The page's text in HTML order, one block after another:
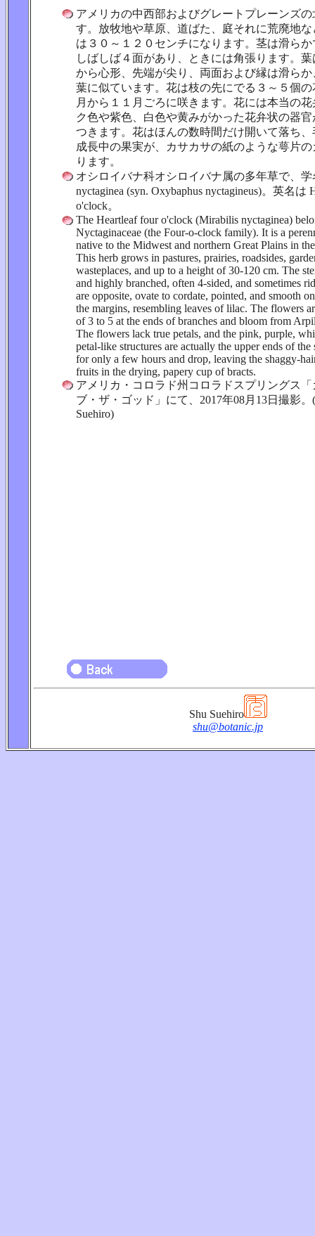
アメリカの中西部およびグレートプレーンズ
す。放牧地や草原、道ばた、庭それに荒廃地
は３０～１２０センチになります。茎は滑ら
しばしば４面があり、ときには角張ります。
から心形、先端が尖り、両面および縁は滑ら
葉に似ています。花は枝の先にでる３～５個
月から１１月ごろに咲きます。花には本当の
ク色や紫色、白色や黄みがかった花弁状の器
つきます。花はほんの数時間だけ開いて落ち
成長中の果実が、カサカサの紙のような萼片
ります。
オシロイバナ科オシロイバナ属の多年草で、学
nyctaginea (syn. Oxybaphus nyctagineus)。英名は
o'clock。
The Heartleaf four o'clock (Mirabilis nyctaginea)
Nyctaginaceae (the Four-o-clock family). It is a
native to the Midwest and northern Great Plains in
This herb grows in pastures, prairies, roadsides,
wasteplaces, and up to a height of 30-120 cm. The
and highly branched, often 4-sided, and sometimes
are opposite, ovate to cordate, pointed, and smooth
the margins, resembling leaves of lilac. The flowers
of 3 to 5 at the ends of branches and bloom from
The flowers lack true petals, and the pink, purple,
petal-like structures are actually the upper ends of the
for only a few hours and drop, leaving the shaggy-
fruits in the drying, papery cup of bracts.
アメリカ・コロラド州コロラドスプリングス
ブ・ザ・ゴッド」にて、2017年08月13日撮影。
Suehiro)
Shu Suehiro
shu@botanic.jp